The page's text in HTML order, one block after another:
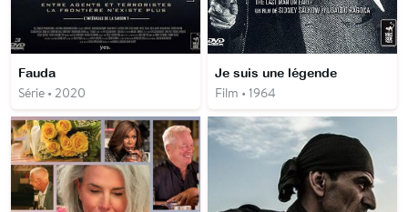
Fauda
Série • 2020
Je suis une légende
Film • 1964